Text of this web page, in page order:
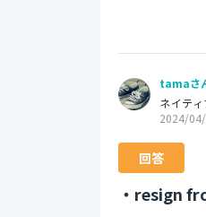
tamaさ
ネイテ
2024/
回答
・resign